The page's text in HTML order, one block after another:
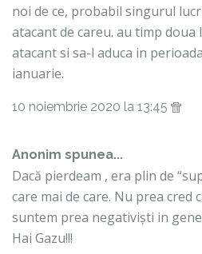
noi de ce, probabil singurul
atacant de careu. au timp doua
atacant si sa-l aduca in
ianuarie.
10 noiembrie 2020 la 13:45
Anonim spunea...
Dacă pierdeam , era plin de
care mai de care. Nu prea cred
suntem prea negativiști in
Hai Gazu!!!